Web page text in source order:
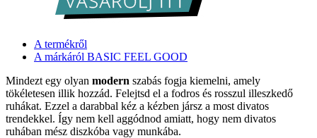
A termékről
A márkáról BASIC FEEL GOOD
Mindezt egy olyan modern szabás fogja kiemelni, amely
tökéletesen illik hozzád. Felejtsd el a fodros és rosszul illeszkedő
ruhákat. Ezzel a darabbal kéz a kézben jársz a most divatos
trendekkel. Így nem kell aggódnod amiatt, hogy nem divatos
ruhában mész diszkóba vagy munkába.